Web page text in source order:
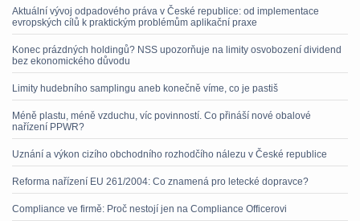
Aktuální vývoj odpadového práva v České republice: od implementace
evropských cílů k praktickým problémům aplikační praxe
Konec prázdných holdingů? NSS upozorňuje na limity osvobození dividend
bez ekonomického důvodu
Limity hudebního samplingu aneb konečně víme, co je pastiš
Méně plastu, méně vzduchu, víc povinností. Co přináší nové obalové
nařízení PPWR?
Uznání a výkon cizího obchodního rozhodčího nálezu v České republice
Reforma nařízení EU 261/2004: Co znamená pro letecké dopravce?
Compliance ve firmě: Proč nestojí jen na Compliance Officerovi